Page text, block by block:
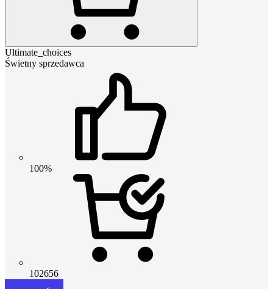
Ultimate_choices
Świetny sprzedawca
100%
102656